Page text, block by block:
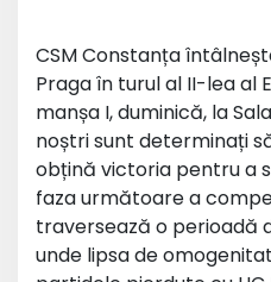
CSM Constanța
Praga în turul al II-lea al
manșa I, duminică, la
noștri sunt determinați
obțină victoria pentru a
faza următoare a
traversează o perioadă
unde lipsa de